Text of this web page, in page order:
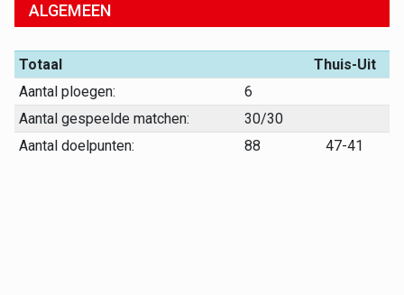
ALGEMEEN
Totaal
Thuis-Uit
Aantal ploegen:
6
Aantal gespeelde matchen:
30/30
Aantal doelpunten:
88 47-41